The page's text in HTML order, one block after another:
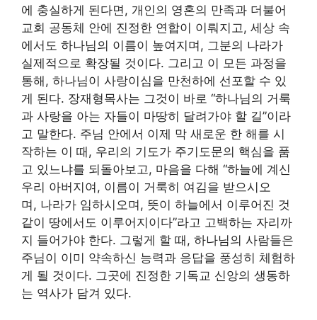
에 충실하게 된다면, 개인의 영혼의 만족과 더불어
교회 공동체 안에 진정한 연합이 이뤄지고, 세상 속
에서도 하나님의 이름이 높여지며, 그분의 나라가
실제적으로 확장될 것이다. 그리고 이 모든 과정을
통해, 하나님이 사랑이심을 만천하에 선포할 수 있
게 된다. 장재형목사는 그것이 바로 “하나님의 거룩
과 사랑을 아는 자들이 마땅히 달려가야 할 길”이라
고 말한다. 주님 안에서 이제 막 새로운 한 해를 시
작하는 이 때, 우리의 기도가 주기도문의 핵심을 품
고 있느냐를 되돌아보고, 마음을 다해 “하늘에 계신
우리 아버지여, 이름이 거룩히 여김을 받으시오
며, 나라가 임하시오며, 뜻이 하늘에서 이루어진 것
같이 땅에서도 이루어지이다”라고 고백하는 자리까
지 들어가야 한다. 그렇게 할 때, 하나님의 사람들은
주님이 이미 약속하신 능력과 응답을 풍성히 체험하
게 될 것이다. 그곳에 진정한 기독교 신앙의 생동하
는 역사가 담겨 있다.